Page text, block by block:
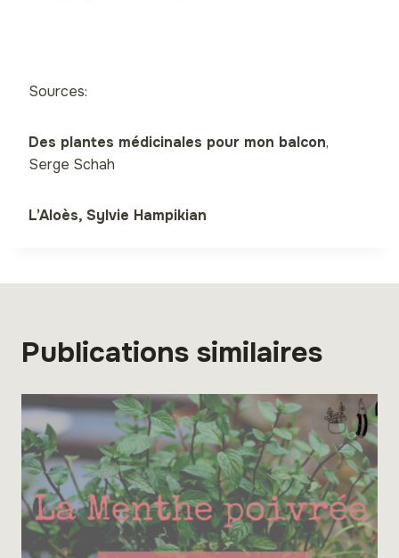
Sources:
Des plantes médicinales pour mon balcon,
Serge Schah
L’Aloès, Sylvie Hampikian
Publications similaires